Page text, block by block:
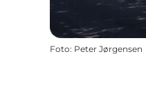
Foto: Peter Jørgensen